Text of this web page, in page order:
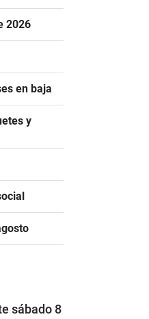
2026
en baja
y
sábado 8